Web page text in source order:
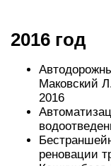
2016 год
Маковский
2016
реновации